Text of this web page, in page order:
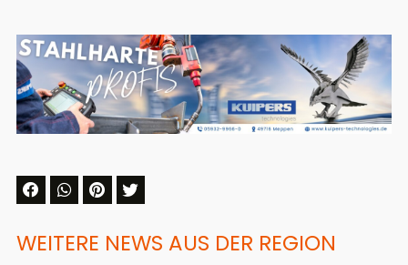
WEITERE NEWS AUS DER REGION